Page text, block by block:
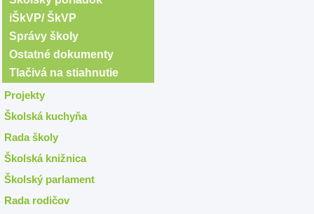
iŠkVP/ ŠkVP
Správy školy
Ostatné dokumenty
Tlačivá na stiahnutie
Projekty
Školská kuchyňa
Rada školy
Školská knižnica
Školský parlament
Rada rodičov